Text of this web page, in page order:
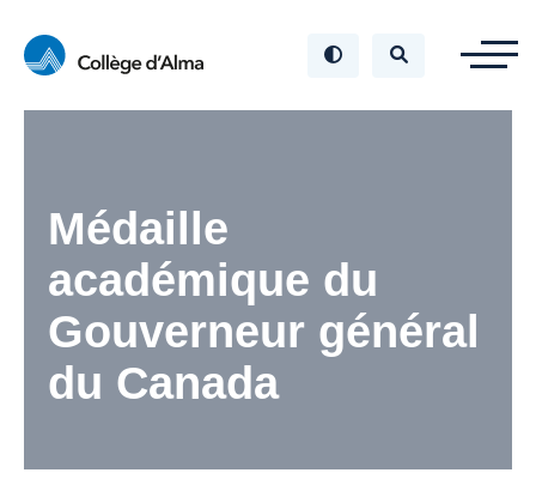
Médaille
académique du
Gouverneur général
du Canada